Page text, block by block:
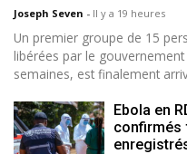
Joseph Seven - Il y a 19 heures
Un premier groupe de 15
libérées par le
semaines, est finalement
Ebola en
confirmés